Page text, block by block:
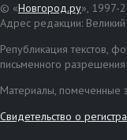
© «Новгород.ру», 1997-
Адрес редакции:
Републикация текстов,
письменного
Материалы, помеченные
Свидетельство о